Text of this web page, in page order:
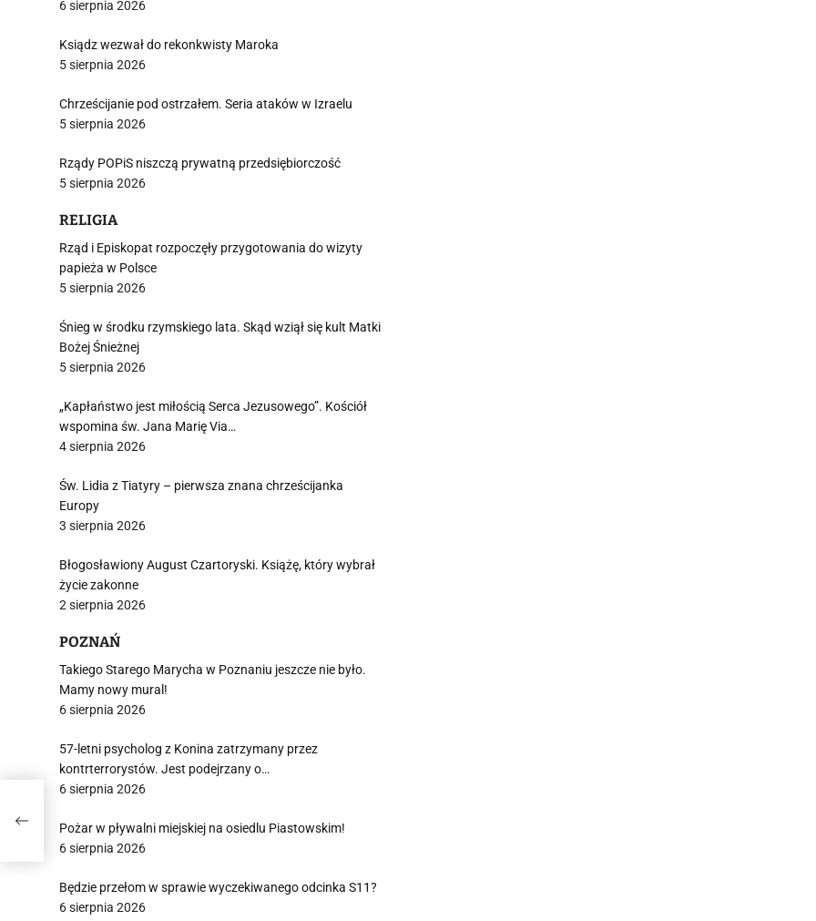
6 sierpnia 2026
Ksiądz wezwał do rekonkwisty Maroka
5 sierpnia 2026
Chrześcijanie pod ostrzałem. Seria ataków w Izraelu
5 sierpnia 2026
Rządy POPiS niszczą prywatną przedsiębiorczość
5 sierpnia 2026
RELIGIA
Rząd i Episkopat rozpoczęły przygotowania do wizyty
papieża w Polsce
5 sierpnia 2026
Śnieg w środku rzymskiego lata. Skąd wziął się kult Matki
Bożej Śnieżnej
5 sierpnia 2026
„Kapłaństwo jest miłością Serca Jezusowego”. Kościół
wspomina św. Jana Marię Via…
4 sierpnia 2026
Św. Lidia z Tiatyry – pierwsza znana chrześcijanka
Europy
3 sierpnia 2026
Błogosławiony August Czartoryski. Książę, który wybrał
życie zakonne
2 sierpnia 2026
POZNAŃ
Takiego Starego Marycha w Poznaniu jeszcze nie było.
Mamy nowy mural!
6 sierpnia 2026
57-letni psycholog z Konina zatrzymany przez
kontrterrorystów. Jest podejrzany o…
6 sierpnia 2026
Pożar w pływalni miejskiej na osiedlu Piastowskim!
6 sierpnia 2026
Będzie przełom w sprawie wyczekiwanego odcinka S11?
6 sierpnia 2026